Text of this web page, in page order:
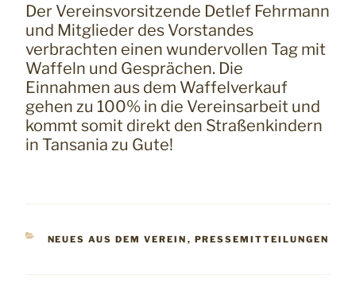
Der Vereinsvorsitzende Detlef Fehrmann
und Mitglieder des Vorstandes
verbrachten einen wundervollen Tag mit
Waffeln und Gesprächen. Die
Einnahmen aus dem Waffelverkauf
gehen zu 100% in die Vereinsarbeit und
kommt somit direkt den Straßenkindern
in Tansania zu Gute!
KATEGORIEN
NEUES AUS DEM VEREIN , PRESSEMITTEILUNGEN